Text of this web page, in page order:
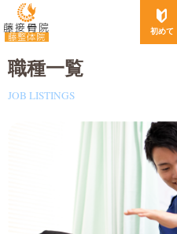
藤接骨院
藤整体院 初めて
職種一覧
JOB LISTINGS